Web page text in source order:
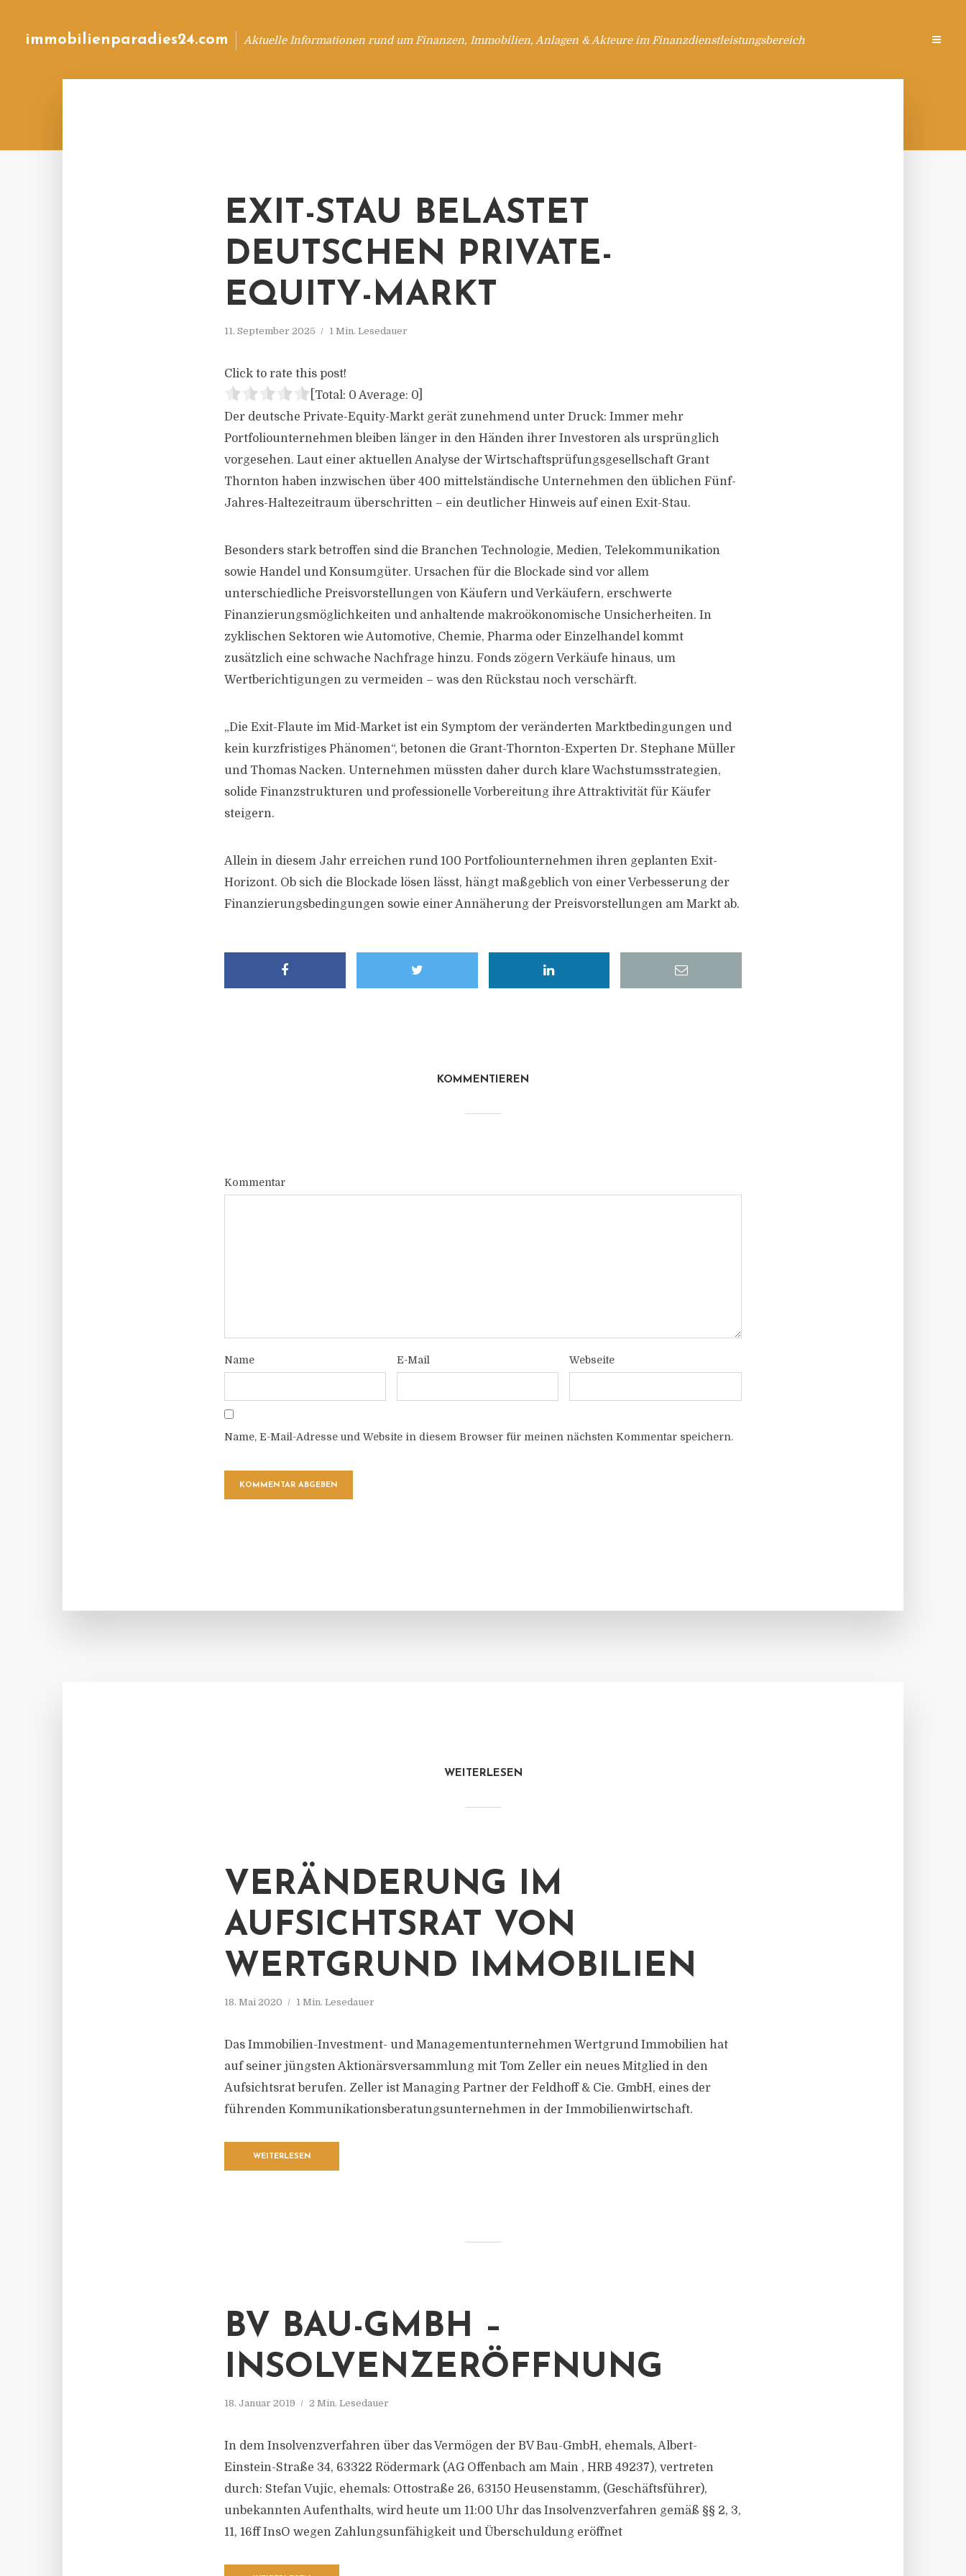
immobilienparadies24.com Aktuelle Informationen rund um Finanzen, Immobilien, Anlagen & Akteure im Finanzdienstleistungsbereich
EXIT-STAU BELASTET
DEUTSCHEN PRIVATE-
EQUITY-MARKT
11. September 2025 1 Min. Lesedauer
Click to rate this post!
[Total: 0 Average: 0
Der deutsche Private-Equity-Markt gerät zunehmend unter Druck: Immer mehr
Portfoliounternehmen bleiben länger in den Händen ihrer Investoren als ursprünglich
vorgesehen. Laut einer aktuellen Analyse der Wirtschaftsprüfungsgesellschaft Grant
Thornton haben inzwischen über 400 mittelständische Unternehmen den üblichen Fünf-
Jahres-Haltezeitraum überschritten – ein deutlicher Hinweis auf einen Exit-Stau.
Besonders stark betroffen sind die Branchen Technologie, Medien, Telekommunikation
sowie Handel und Konsumgüter. Ursachen für die Blockade sind vor allem
unterschiedliche Preisvorstellungen von Käufern und Verkäufern, erschwerte
Finanzierungsmöglichkeiten und anhaltende makroökonomische Unsicherheiten. In
zyklischen Sektoren wie Automotive, Chemie, Pharma oder Einzelhandel kommt
zusätzlich eine schwache Nachfrage hinzu. Fonds zögern Verkäufe hinaus, um
Wertberichtigungen zu vermeiden – was den Rückstau noch verschärft.
„Die Exit-Flaute im Mid-Market ist ein Symptom der veränderten Marktbedingungen und
kein kurzfristiges Phänomen“, betonen die Grant-Thornton-Experten Dr. Stephane Müller
und Thomas Nacken. Unternehmen müssten daher durch klare Wachstumsstrategien,
solide Finanzstrukturen und professionelle Vorbereitung ihre Attraktivität für Käufer
steigern.
Allein in diesem Jahr erreichen rund 100 Portfoliounternehmen ihren geplanten Exit-
Horizont. Ob sich die Blockade lösen lässt, hängt maßgeblich von einer Verbesserung der
Finanzierungsbedingungen sowie einer Annäherung der Preisvorstellungen am Markt ab.
KOMMENTIEREN
Kommentar
Name E-Mail Webseite
Name, E-Mail-Adresse und Website in diesem Browser für meinen nächsten Kommentar speichern.
WEITERLESEN
VERÄNDERUNG IM
AUFSICHTSRAT VON
WERTGRUND IMMOBILIEN
18. Mai 2020 1 Min. Lesedauer
Das Immobilien-Investment- und Managementunternehmen Wertgrund Immobilien hat
auf seiner jüngsten Aktionärsversammlung mit Tom Zeller ein neues Mitglied in den
Aufsichtsrat berufen. Zeller ist Managing Partner der Feldhoff & Cie. GmbH, eines der
führenden Kommunikationsberatungsunternehmen in der Immobilienwirtschaft.
WEITERLESEN
BV BAU-GMBH –
INSOLVENZERÖFFNUNG
18. Januar 2019 2 Min. Lesedauer
In dem Insolvenzverfahren über das Vermögen der BV Bau-GmbH, ehemals, Albert-
Einstein-Straße 34, 63322 Rödermark (AG Offenbach am Main , HRB 49237), vertreten
durch: Stefan Vujic, ehemals: Ottostraße 26, 63150 Heusenstamm, (Geschäftsführer),
unbekannten Aufenthalts, wird heute um 11:00 Uhr das Insolvenzverfahren gemäß §§ 2, 3,
11, 16ff InsO wegen Zahlungsunfähigkeit und Überschuldung eröffnet